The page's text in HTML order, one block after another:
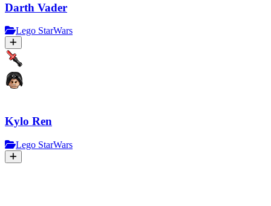
Darth Vader
Lego StarWars
Kylo Ren
Lego StarWars